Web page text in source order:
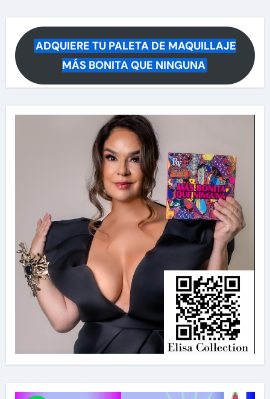
ADQUIERE TU PALETA DE MAQUILLAJE
MÁS BONITA QUE NINGUNA